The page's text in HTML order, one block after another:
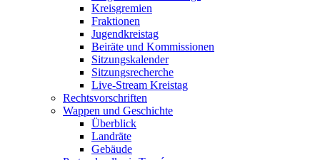
Kreisgremien
Fraktionen
Jugendkreistag
Beiräte und Kommissionen
Sitzungskalender
Sitzungsrecherche
Live-Stream Kreistag
Rechtsvorschriften
Wappen und Geschichte
Überblick
Landräte
Gebäude